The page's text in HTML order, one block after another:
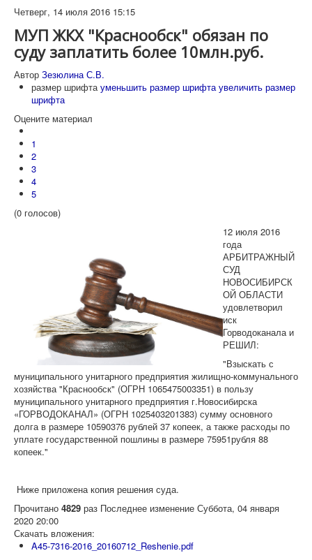
Четверг, 14 июля 2016 15:15
МУП ЖКХ "Краснообск" обязан по
суду заплатить более 10млн.руб.
Автор Зезюлина С.В.
размер шрифта уменьшить размер шрифта увеличить размер
шрифта
Оцените материал
1
2
3
4
5
(0 голосов)
12 июля 2016
года
АРБИТРАЖНЫЙ
СУД
НОВОСИБИРСК
ОЙ ОБЛАСТИ
удовлетворил
иск
Горводоканала и
РЕШИЛ:
"Взыскать с
муниципального унитарного предприятия жилищно-коммунального
хозяйства "Краснообск" (ОГРН 1065475003351) в пользу
муниципального унитарного предприятия г.Новосибирска
«ГОРВОДОКАНАЛ» (ОГРН 1025403201383) сумму основного
долга в размере 10590376 рублей 37 копеек, а также расходы по
уплате государственной пошлины в размере 75951рубля 88
копеек."
Ниже приложена копия решения суда.
Прочитано 4829 раз Последнее изменение Суббота, 04 января
2020 20:00
Скачать вложения:
A45-7316-2016_20160712_Reshenie.pdf